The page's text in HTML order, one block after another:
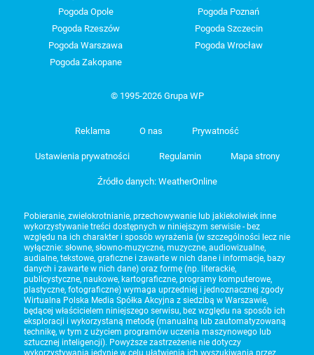
Pogoda Opole
Pogoda Poznań
Pogoda Rzeszów
Pogoda Szczecin
Pogoda Warszawa
Pogoda Wrocław
Pogoda Zakopane
© 1995-2026 Grupa WP
Reklama O nas Prywatność
Ustawienia prywatności Regulamin Mapa strony
Źródło danych: WeatherOnline
Pobieranie, zwielokrotnianie, przechowywanie lub jakiekolwiek inne
wykorzystywanie treści dostępnych w niniejszym serwisie - bez
względu na ich charakter i sposób wyrażenia (w szczególności lecz nie
wyłącznie: słowne, słowno-muzyczne, muzyczne, audiowizualne,
audialne, tekstowe, graficzne i zawarte w nich dane i informacje, bazy
danych i zawarte w nich dane) oraz formę (np. literackie,
publicystyczne, naukowe, kartograficzne, programy komputerowe,
plastyczne, fotograficzne) wymaga uprzedniej i jednoznacznej zgody
Wirtualna Polska Media Spółka Akcyjna z siedzibą w Warszawie,
będącej właścicielem niniejszego serwisu, bez względu na sposób ich
eksploracji i wykorzystaną metodę (manualną lub zautomatyzowaną
technikę, w tym z użyciem programów uczenia maszynowego lub
sztucznej inteligencji). Powyższe zastrzeżenie nie dotyczy
wykorzystywania jedynie w celu ułatwienia ich wyszukiwania przez